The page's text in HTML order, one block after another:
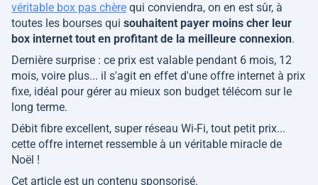
véritable box pas chère qui conviendra, on en est sûr, à
toutes les bourses qui souhaitent payer moins cher leur
box internet tout en profitant de la meilleure connexion.
Dernière surprise : ce prix est valable pendant 6 mois, 12
mois, voire plus... il s'agit en effet d'une offre internet à prix
fixe, idéal pour gérer au mieux son budget télécom sur le
long terme.
Débit fibre excellent, super réseau Wi-Fi, tout petit prix...
cette offre internet ressemble à un véritable miracle de
Noël !
Cet article est un contenu sponsorisé.